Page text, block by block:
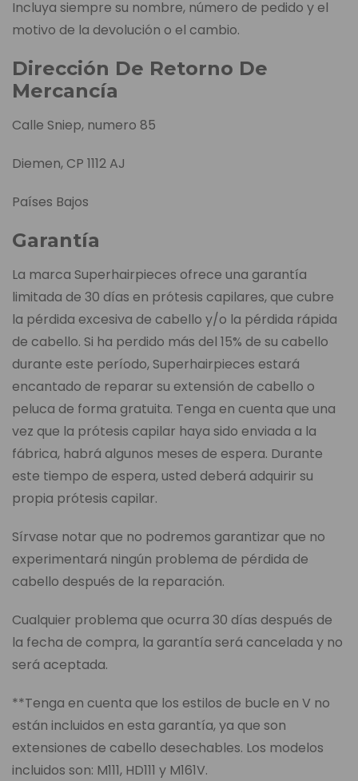
Incluya siempre su nombre, número de pedido y el
motivo de la devolución o el cambio.
Dirección De Retorno De
Mercancía
Calle Sniep, numero 85
Diemen, CP 1112 AJ
Países Bajos
Garantía
La marca Superhairpieces ofrece una garantía
limitada de 30 días en prótesis capilares, que cubre
la pérdida excesiva de cabello y/o la pérdida rápida
de cabello. Si ha perdido más del 15% de su cabello
durante este período, Superhairpieces estará
encantado de reparar su extensión de cabello o
peluca de forma gratuita. Tenga en cuenta que una
vez que la prótesis capilar haya sido enviada a la
fábrica, habrá algunos meses de espera. Durante
este tiempo de espera, usted deberá adquirir su
propia prótesis capilar.
Sírvase notar que no podremos garantizar que no
experimentará ningún problema de pérdida de
cabello después de la reparación.
Cualquier problema que ocurra 30 días después de
la fecha de compra, la garantía será cancelada y no
será aceptada.
**Tenga en cuenta que los estilos de bucle en V no
están incluidos en esta garantía, ya que son
extensiones de cabello desechables. Los modelos
incluidos son: M111, HD111 y M161V.